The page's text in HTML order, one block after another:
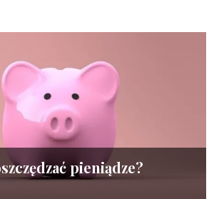
pieniądze?